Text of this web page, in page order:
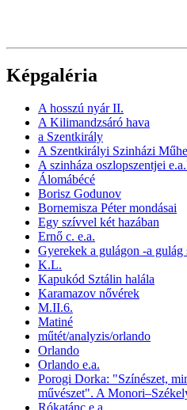
Képgaléria
A hosszú nyár II.
A Kilimandzsáró hava
a Szentkirály
A Szentkirályi Szinházi
A szinháza oszlopszentjei
Álomábécé
Borisz Godunov
Bornemisza Péter mondásai
Egy szívvel két hazában
Ernő c. e.a.
Gyerekek a gulágon -a gulág
K.L.
Kapukód Sztálin halála
Karamazov nővérek
M.II.6.
Matiné
műtét/analyzis/orlando
Orlando
Orlando e.a.
Porogi Dorka: "Színészet,
művészet". A